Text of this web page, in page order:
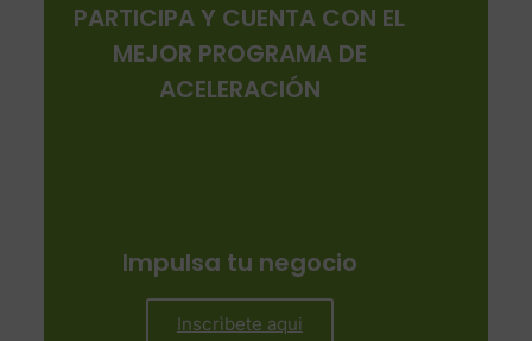
PARTICIPA Y CUENTA CON EL
MEJOR PROGRAMA DE
ACELERACIÓN
Impulsa tu negocio
Inscrìbete aqui